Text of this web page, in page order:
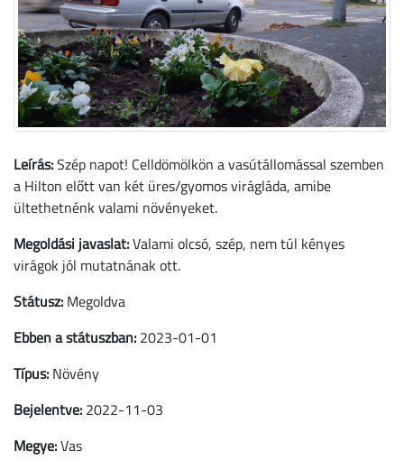
Leírás:Szép napot! Celldömölkön a vasútállomással szemben
a Hilton előtt van két üres/gyomos virágláda, amibe
ültethetnénk valami növényeket.
Megoldási javaslat:Valami olcsó, szép, nem túl kényes
virágok jól mutatnának ott.
Státusz: Megoldva
Ebben a státuszban: 2023-01-01
Típus: Növény
Bejelentve: 2022-11-03
Megye:Vas